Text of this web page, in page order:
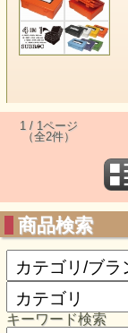
1 / 1ページ
（全2件）
商品検索
キーワード検索